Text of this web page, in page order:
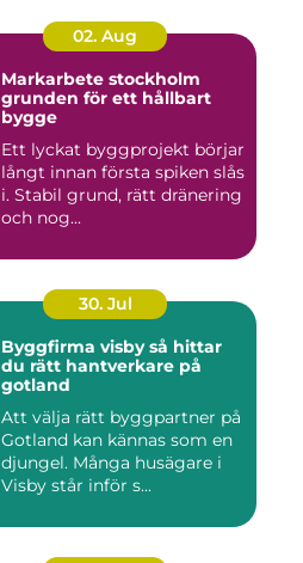
02. Aug
Markarbete stockholm
grunden för ett hållbart
bygge
Ett lyckat byggprojekt börjar
långt innan första spiken slås
i. Stabil grund, rätt dränering
och nog...
30. Jul
Byggfirma visby så hittar
du rätt hantverkare på
gotland
Att välja rätt byggpartner på
Gotland kan kännas som en
djungel. Många husägare i
Visby står inför s...